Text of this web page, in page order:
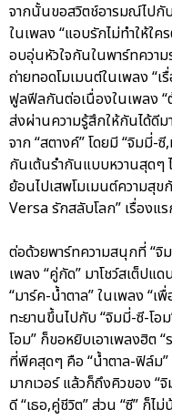
จากนั้นขอสวิตช์อารมณ์ไปกั
ในเพลง “แอบรักไม่ทำให้ใค
อบอุ่นหัวใจกันในพาร์ทควา
ถ่ายทอดโมเมนต์ในเพลง “เ
ฟูลฟีลกันต่อเนื่องในเพลง “
ส่งผ่านความรู้สึกให้กันได้ดี
จาก “สตางค์” โดยมี “จิมมี่-
กันเต้นรำกันแบบหวานสุดๆ
ย้อนไปเสพโมเมนต์ความสุข
Versa รักสลับโลก” เรื่องแ
ต่อด้วยพาร์ทความสนุกที่ “จิ
เพลง “คู่กัด” มาโชว์สเต็ปแ
“มาร์ค-น้ำตาล” ในเพลง “
ทะยานขึ้นไปกับ “จิมมี่-ซี-โอ
โอม” ก็ขอหยิบเอาเพลงฮิต
ที่พีคสุดๆ คือ “น้ำตาล-ฟิล์ม”
มากเวอร์ แล้วก็ถึงคิวของ “
ดี “เธอ,คู่ชีวิต” ส่วน “ซี” ก็ไ